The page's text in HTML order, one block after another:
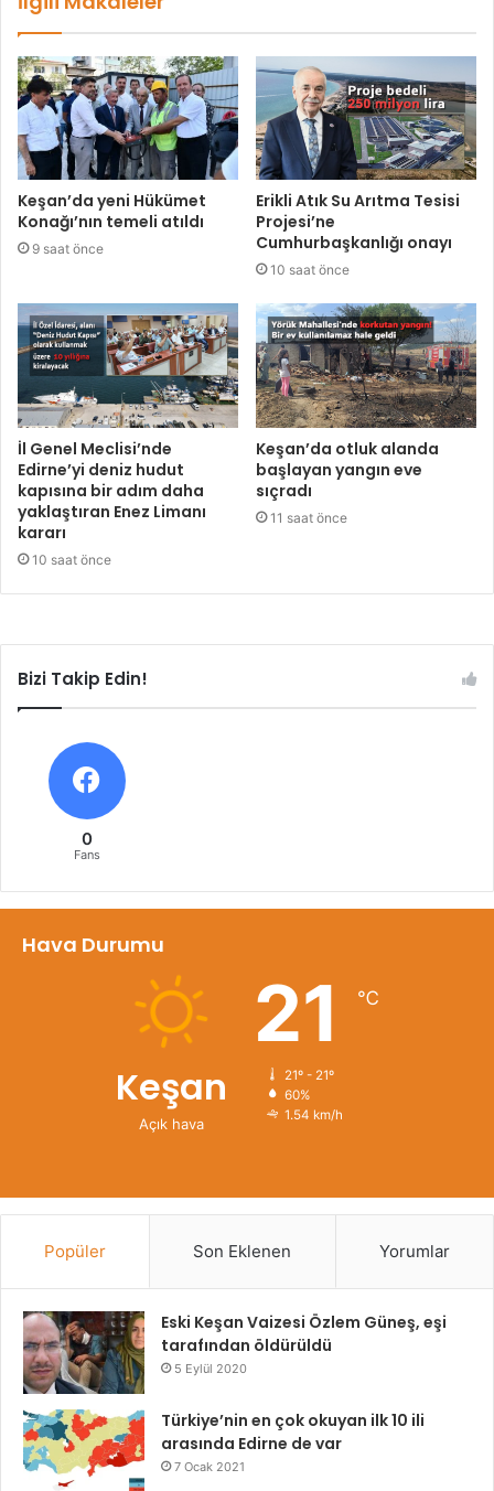
Keşan’da yeni Hükümet
Konağı’nın temeli atıldı
9 saat önce
Erikli Atık Su Arıtma Tesisi
Projesi’ne
Cumhurbaşkanlığı onayı
10 saat önce
İl Genel Meclisi’nde
Edirne’yi deniz hudut
kapısına bir adım daha
yaklaştıran Enez Limanı
kararı
10 saat önce
Keşan’da otluk alanda
başlayan yangın eve
sıçradı
11 saat önce
Bizi Takip Edin!
0
Fans
Hava Durumu
Keşan
Açık hava
21 ℃
21º - 21º
60%
1.54 km/h
Popüler Son Eklenen Yorumlar
Eski Keşan Vaizesi Özlem Güneş, eşi
tarafından öldürüldü
5 Eylül 2020
Türkiye’nin en çok okuyan ilk 10 ili
arasında Edirne de var
7 Ocak 2021